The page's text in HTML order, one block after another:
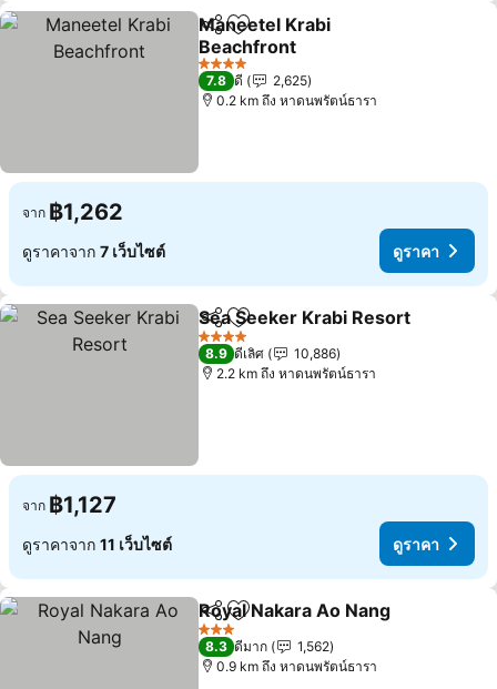
แชร์ เพิ่มในรายการโปรด
Maneetel Krabi
Beachfront
ดูราคา
4 ดาว
7.8 ดี
2,625
0.2 km ถึง หาดนพรัตน์ธารา
จาก ฿1,262
ดูราคาจาก 7 เว็บไซต์ ดูราคา
แชร์ เพิ่มในรายการโปรด
Sea Seeker Krabi Resort
4 ดาว
8.9 ดีเลิศ
10,886
2.2 km ถึง หาดนพรัตน์ธารา
จาก ฿1,127
ดูราคาจาก 11 เว็บไซต์ ดูราคา
แชร์ เพิ่มในรายการโปรด
Royal Nakara Ao Nang
3 ดาว
8.3 ดีมาก
1,562
0.9 km ถึง หาดนพรัตน์ธารา